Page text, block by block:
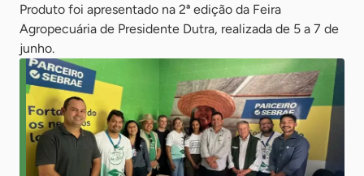
Produto foi apresentado na 2ª edição da Feira
Agropecuária de Presidente Dutra, realizada de 5 a 7 de
junho.